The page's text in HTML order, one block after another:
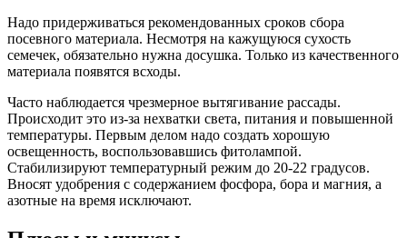
Надо придерживаться рекомендованных сроков сбора
посевного материала. Несмотря на кажущуюся сухость
семечек, обязательно нужна досушка. Только из качественного
материала появятся всходы.
Часто наблюдается чрезмерное вытягивание рассады.
Происходит это из-за нехватки света, питания и повышенной
температуры. Первым делом надо создать хорошую
освещенность, воспользовавшись фитолампой.
Стабилизируют температурный режим до 20-22 градусов.
Вносят удобрения с содержанием фосфора, бора и магния, а
азотные на время исключают.